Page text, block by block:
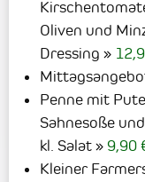
Oliven und
Dressing
Penne mit
Sahnesoße und
kl. Salat
9,90
Kleiner